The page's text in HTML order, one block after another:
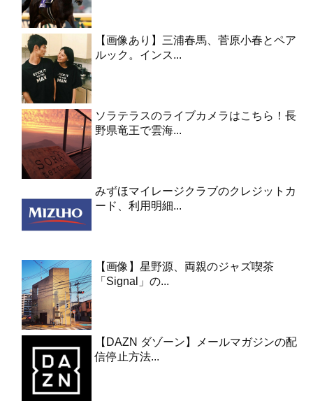
【画像あり】三浦春馬、菅原小春とペア
ルック。インス...
ソラテラスのライブカメラはこちら！長
野県竜王で雲海...
みずほマイレージクラブのクレジットカ
ード、利用明細...
【画像】星野源、両親のジャズ喫茶
「Signal」の...
【DAZN ダゾーン】メールマガジンの配
信停止方法...